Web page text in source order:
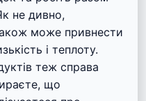
не дивно,
може привнести
і теплоту.
теж справа
що